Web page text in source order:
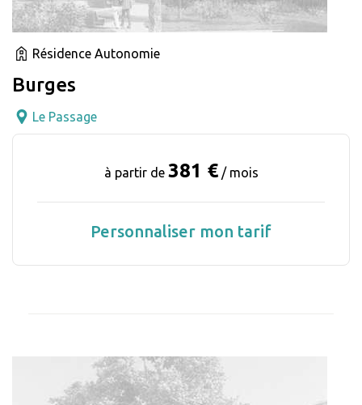
Résidence Autonomie
Burges
Le Passage
à partir de 381 € / mois
Personnaliser mon tarif